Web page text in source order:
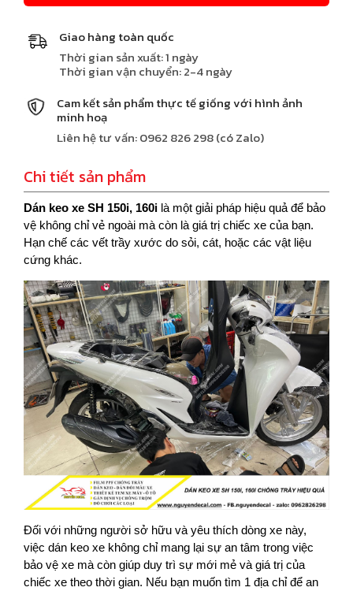
Giao hàng toàn quốc
Thời gian sản xuất: 1 ngày
Thời gian vận chuyển: 2-4 ngày
Cam kết sản phẩm thực tế giống với hình ảnh
minh hoạ
Liên hệ tư vấn: 0962 826 298 (có Zalo)
Chi tiết sản phẩm
Dán keo xe SH 150i, 160i là một giải pháp hiệu quả để bảo
vệ không chỉ vẻ ngoài mà còn là giá trị chiếc xe của bạn.
Hạn chế các vết trầy xước do sỏi, cát, hoặc các vật liệu
cứng khác.
Đối với những người sở hữu và yêu thích dòng xe này,
việc dán keo xe không chỉ mang lại sự an tâm trong việc
bảo vệ xe mà còn giúp duy trì sự mới mẻ và giá trị của
chiếc xe theo thời gian. Nếu bạn muốn tìm 1 địa chỉ để an